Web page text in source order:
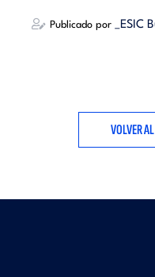
Publicado por _ESIC
VOLVER